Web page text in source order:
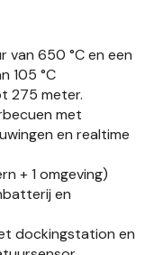
van 650 °C en een
105 °C
275 meter.
met
en realtime
+ 1 omgeving)
en
dockingstation en